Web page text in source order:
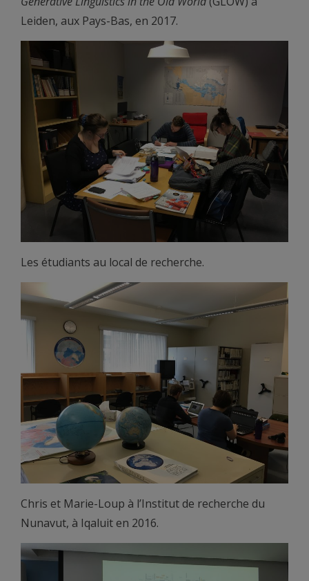
Leiden, aux Pays-Bas, en 2017.
Les étudiants au local de recherche.
Chris et Marie-Loup à l’Institut de recherche du
Nunavut, à Iqaluit en 2016.